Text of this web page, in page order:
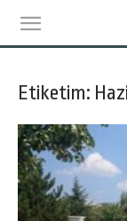
Etiketim: